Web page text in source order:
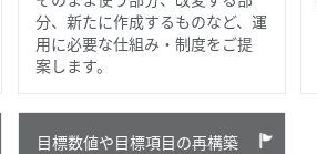
分、新たに作成するものなど、運
用に必要な仕組み・制度をご提
案します。
目標数値や目標項目の再構築